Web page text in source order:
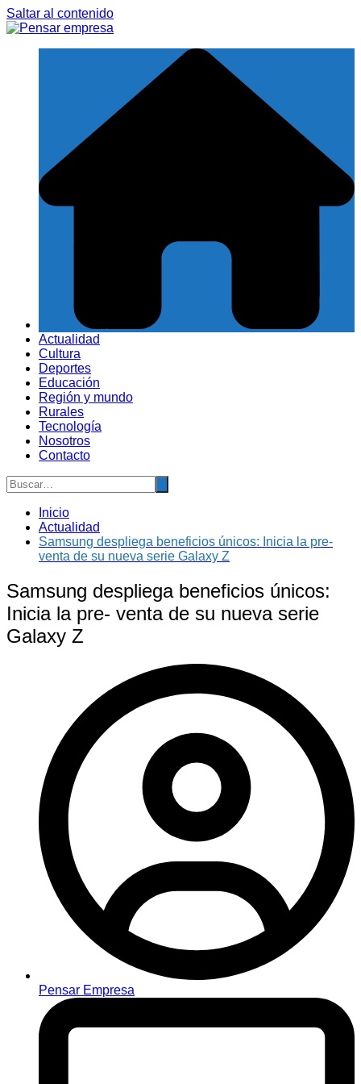
Saltar al contenido
Actualidad
Cultura
Deportes
Educación
Región y mundo
Rurales
Tecnología
Nosotros
Contacto
Inicio
Actualidad
Samsung despliega beneficios únicos: Inicia la pre-
venta de su nueva serie Galaxy Z
Samsung despliega beneficios únicos:
Inicia la pre- venta de su nueva serie
Galaxy Z
Pensar Empresa